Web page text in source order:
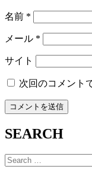
名前 *
メール *
サイト
次回のコメント
SEARCH